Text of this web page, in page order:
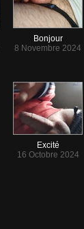
Bonjour
8 Novembre 2024
Excité
16 Octobre 2024